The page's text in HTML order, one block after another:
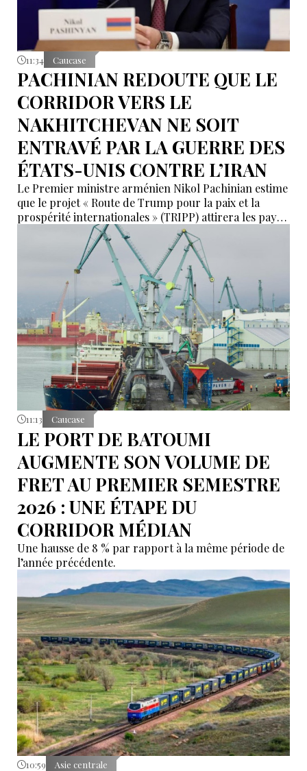
11:34 Caucase
PACHINIAN REDOUTE QUE LE
CORRIDOR VERS LE
NAKHITCHEVAN NE SOIT
ENTRAVÉ PAR LA GUERRE DES
ÉTATS-UNIS CONTRE L’IRAN
Le Premier ministre arménien Nikol Pachinian estime
que le projet « Route de Trump pour la paix et la
prospérité internationales » (TRIPP) attirera les pays
de la région, mais il a également déclaré que
l’instabilité régionale pourrait entraver sa mise en
11:13 Caucase
LE PORT DE BATOUMI
AUGMENTE SON VOLUME DE
FRET AU PREMIER SEMESTRE
2026 : UNE ÉTAPE DU
CORRIDOR MÉDIAN
Une hausse de 8 % par rapport à la même période de
l’année précédente.
10:59 Asie centrale